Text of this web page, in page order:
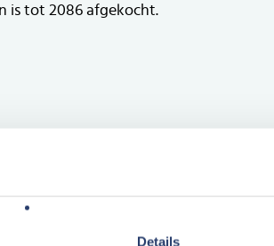
Details
is tot 2086 afgekocht.